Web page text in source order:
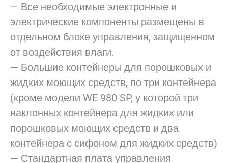
— Все необходимые электронные и
электрические компоненты размещены в
отдельном блоке управления, защищенном
от воздействия влаги.
— Большие контейнеры для порошковых и
жидких моющих средств, по три контейнера
(кроме модели WE 980 SP, у которой три
наклонных контейнера для жидких или
порошковых моющих средств и два
контейнера с сифоном для жидких средств)
— Стандартная плата управления